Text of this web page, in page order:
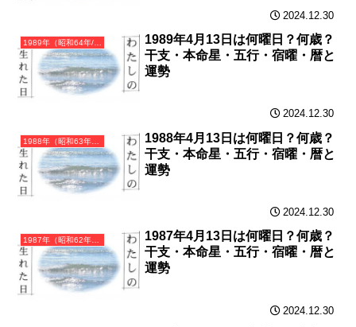
2024.12.30
1989年（昭和64年/平成元年）己巳（つちのとみ）・巳年（へび年）カレンダー（月曜はじまり）
1989年4月13日は何曜日？何歳？
干支・本命星・五行・宿曜・暦と
運勢
2024.12.30
1988年（昭和63年）戊辰（つちのえたつ）・辰年（たつ年）カレンダー（月曜はじまり）
1988年4月13日は何曜日？何歳？
干支・本命星・五行・宿曜・暦と
運勢
2024.12.30
1987年（昭和62年）丁卯（ひのとう）・卯年（うさぎ年）カレンダー（月曜はじまり）
1987年4月13日は何曜日？何歳？
干支・本命星・五行・宿曜・暦と
運勢
2024.12.30